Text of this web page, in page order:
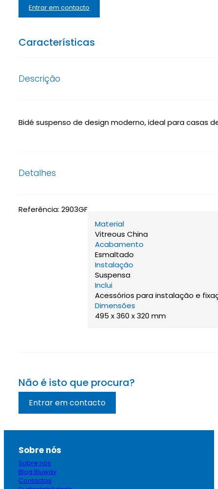
Entrar em contacto
Características
Descrição
Bidé suspenso de design moderno, ideal para casas
Detalhes
Referência: 2903GF
Material
Vitreous China
Acabamento
Esmaltado
Instalação
Suspensa
Inclui
Acessórios para instalação e
Dimensões
495 x 360 x 320 mm
Não é isto que procura?
Entrar em contacto
Sobre nós
Sobre nós
Blog Bluway
Contactos